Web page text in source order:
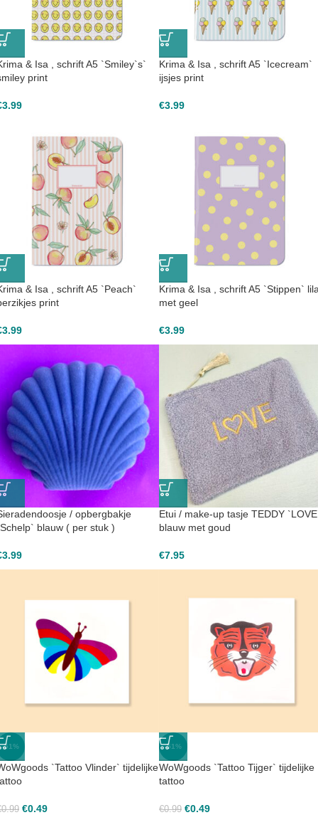
& Isa , schrift A5 `Smiley`s`
print
3.99
Krima & Isa , schrift A5 `Icecream`
ijsjes print
€3.99
& Isa , schrift A5 `Peach`
print
3.99
Krima & Isa , schrift A5 `Stippen`
met geel
€3.99
/ opbergbakje
blauw ( per stuk )
3.99
Etui / make-up tasje TEDDY
blauw met goud
€7.95
-51%
`Tattoo Vlinder` tijdelijke
0.99 €0.49
-51%
WoWgoods `Tattoo Tijger` tijdelijke
tattoo
€0.99 €0.49